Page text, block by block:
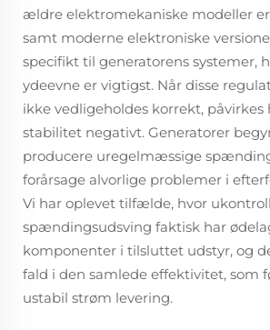
ældre elektromekaniske modeller
samt moderne elektroniske
specifikt til generatorens systemer,
ydeevne er vigtigst. Når disse
ikke vedligeholdes korrekt, påvirkes
stabilitet negativt. Generatorer
producere uregelmæssige
forårsage alvorlige problemer i
Vi har oplevet tilfælde, hvor
spændingsudsving faktisk har
komponenter i tilsluttet udstyr, og
fald i den samlede effektivitet, som
ustabil strøm levering.